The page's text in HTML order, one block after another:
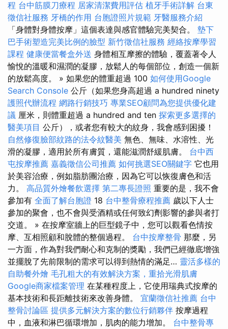
程 台中筋膜刀療程 居家清潔費用評估 植牙手術詳解 台東
徵信社服務 牙橋的作用 台胞證照片規範 牙醫服務介紹
「身體對身體按摩」這個表達與感官體驗完美契合。 墊下
巴手術塑造完美比例的臉型 新竹徵信社服務 經絡按摩學習
課程 健康便當餐盒外送 身體相互摩擦的體驗，覆蓋著令人
愉悅的溫暖和濕潤的凝膠，放鬆人的每個部位，創造一個新
的放鬆高度。 » 如果您的體重超過 100 如何使用Google
Search Console 公斤（如果您身高超過 a hundred ninety
護照代辦流程 網路行銷技巧 專業SEO顧問為您提供優化建
議 厘米，則體重超過 a hundred and ten 探索更多選擇的
醫美項目 公斤），或者您有較大的紋身，我會感到困擾！
自然修復臉部紋路的法令紋醫美 無色、無味、水溶性、光
滑的凝膠，適用於所有膚質，還能滋潤舒緩肌膚。 台中西
屯按摩推薦 嘉義徵信公司推薦 如何挑選SEO關鍵字 它也用
於美容治療，例如脂肪團治療，因為它可以恢復膚色和活
力。 高品質外燴餐飲選擇 第二專長證照 重要的是，我不會
參加有 全面了解台胞證 18 台中整骨療程推薦 歲以下人士
參加的聚會，也不會與受酒精或任何致幻劑影響的參與者打
交道。 » 在按摩室牆上的巨型鏡子中，您可以觀看色情按
摩、互相照顧和脫體的整個過程。 台中按摩整骨 那麼，另
一方面，作為對我們耐心和克制的獎勵，我們已經徹底增強
並擺脫了先前限制的需求可以得到熱情的滿足… 靈活多樣的
自助餐外燴 毛孔粗大的有效解決方案，重拾光滑肌膚
Google商家檔案管理 在某種程度上，它使用瑞典式按摩的
基本技術和長距離技術來改善身體。 宜蘭徵信社推薦 台中
整骨討論區 提供多元解決方案的數位行銷夥伴 按摩過程
中，血液和淋巴循環增加，肌肉的能力增加。 台中整骨專